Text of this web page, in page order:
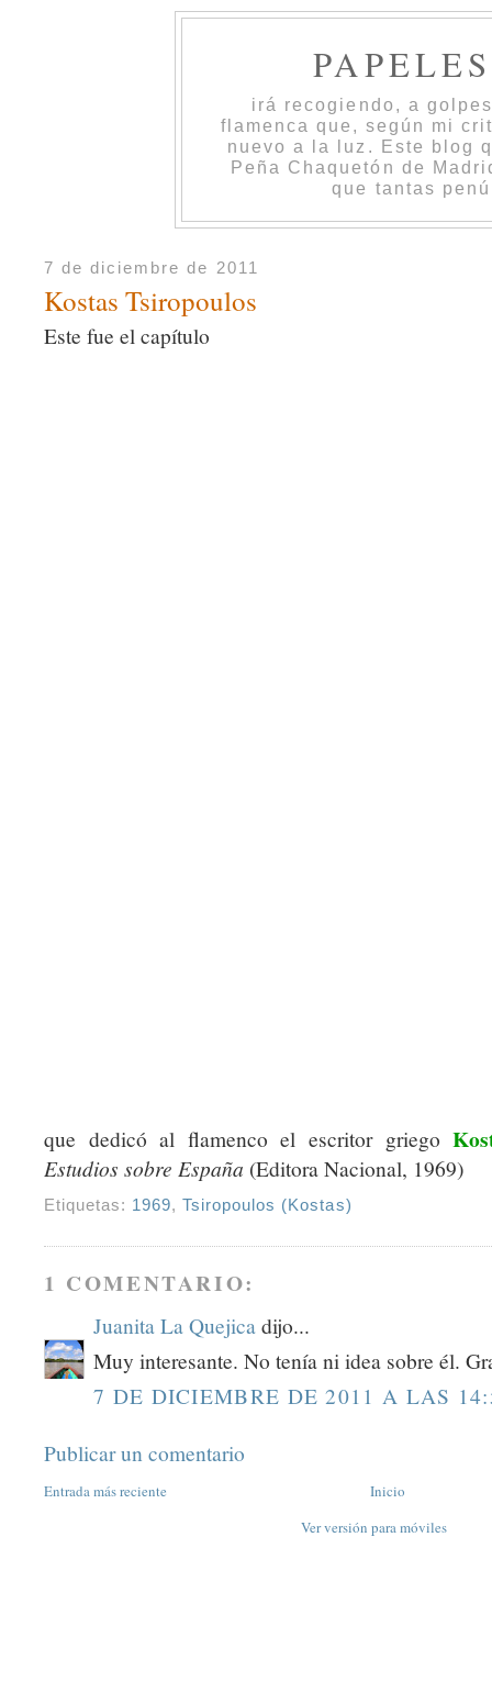
irá recogiendo, a
flamenca que, según mi
nuevo a la luz. Este blog
Peña Chaquetón de
que tantas
7 de diciembre de 2011
Kostas Tsiropoulos
Este fue el capítulo
que dedicó al flamenco el escritor griego
Estudios sobre España (Editora Nacional, 1969)
Etiquetas: 1969,Tsiropoulos (Kostas)
1 COMENTARIO:
Juanita La Quejicadijo...
Muy interesante. No tenía ni idea sobre él.
7 DE DICIEMBRE DE 2011 A LAS
Publicar un comentario
Entrada más reciente
Inicio
Ver versión para móviles